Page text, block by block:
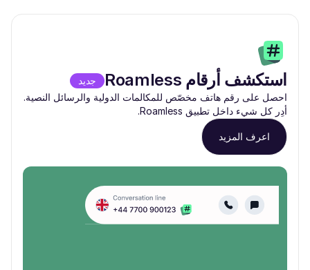
استكشف أرقام Roamless
جديد
احصل على رقم هاتف مخصّص للمكالمات الدولية والرسائل النصية.
أدِر كل شيء داخل تطبيق Roamless.
اعرف المزيد